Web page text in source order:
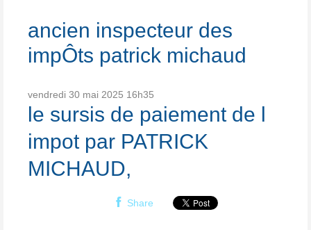
ancien inspecteur des
impÔts patrick michaud
vendredi 30 mai 2025 16h35
le sursis de paiement de l
impot par PATRICK
MICHAUD,
Share